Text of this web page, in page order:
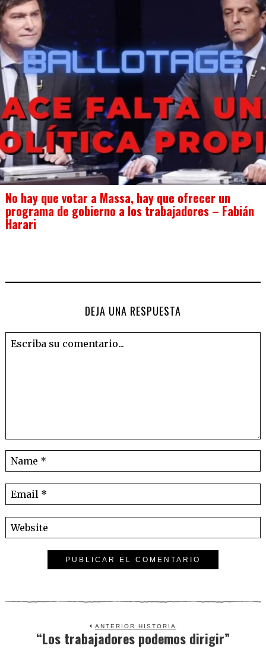
No hay que votar a Massa, hay que ofrecer un
programa de gobierno a los trabajadores – Fabián
Harari
DEJA UNA RESPUESTA
ANTERIOR HISTORIA
Previous
post:
“Los trabajadores podemos dirigir”